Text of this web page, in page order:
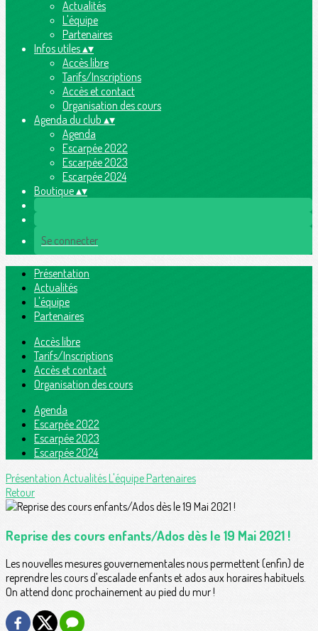
Actualités
L'équipe
Partenaires
Infos utiles▴▾
Accès libre
Tarifs/Inscriptions
Accès et contact
Organisation des cours
Agenda du club ▴▾
Agenda
Escarpée 2022
Escarpée 2023
Escarpée 2024
Boutique▴▾
Se connecter
Présentation
Actualités
L'équipe
Partenaires
Accès libre
Tarifs/Inscriptions
Accès et contact
Organisation des cours
Agenda
Escarpée 2022
Escarpée 2023
Escarpée 2024
Présentation ActualitésL'équipePartenaires
Retour
Reprise des cours enfants/Ados dès le 19 Mai 2021 !
Les nouvelles mesures gouvernementales nous permettent (enfin) de
reprendre les cours d'escalade enfants et ados aux horaires habituels.
On attend donc prochainement au pied du mur !